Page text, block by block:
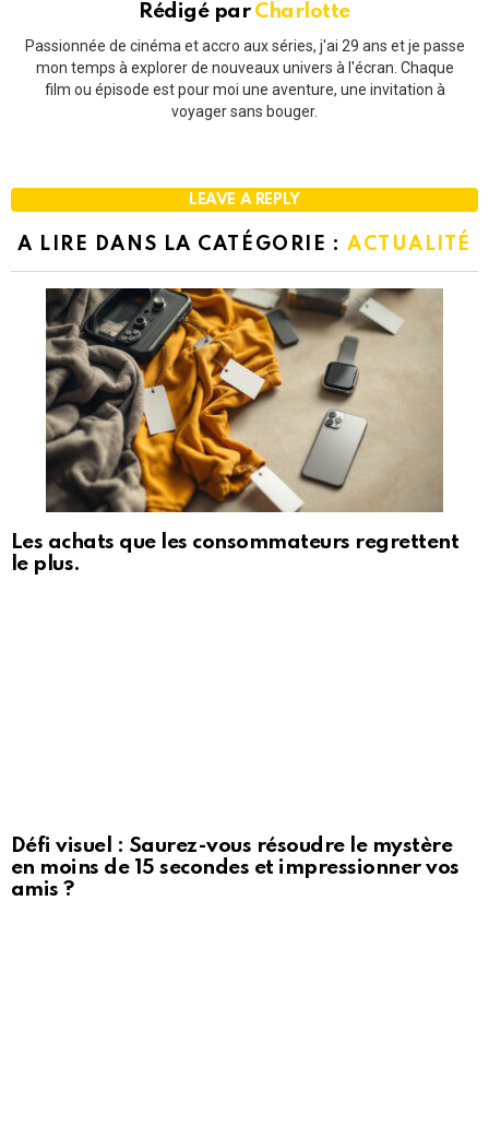
Rédigé par Charlotte
Passionnée de cinéma et accro aux séries, j'ai 29 ans et je passe
mon temps à explorer de nouveaux univers à l'écran. Chaque
film ou épisode est pour moi une aventure, une invitation à
voyager sans bouger.
LEAVE A REPLY
A LIRE DANS LA CATÉGORIE : ACTUALITÉ
Les achats que les consommateurs regrettent
le plus.
Défi visuel : Saurez-vous résoudre le mystère
en moins de 15 secondes et impressionner vos
amis ?